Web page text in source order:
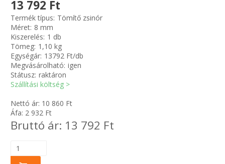
Zsinór Körszelvényű tömítőzsinórok
SIMÍTÓZÁRAS TASAK
ETETŐTÁL-TIPLI-GRANULÁTUM
13 792 Ft
Termék típus: Tömítő zsinór
Méret: 8 mm
Kiszerelés: 1 db
Tömeg: 1,10 kg
Egységár: 13792 Ft/db
Megvásárolható: igen
Státusz: raktáron
Szállítási költség >
Nettó ár: 10 860 Ft
Áfa: 2 932 Ft
Bruttó ár: 13 792 Ft